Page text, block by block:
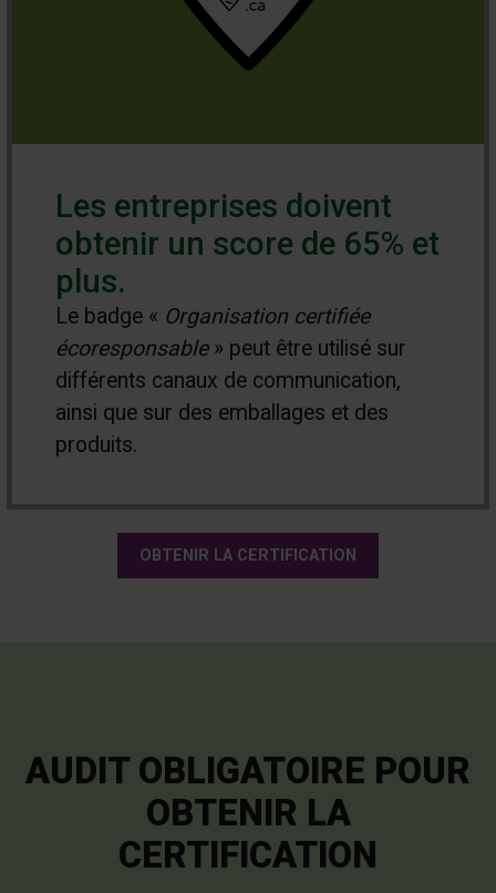
Les entreprises doivent
obtenir un score de 65% et
plus.
Le badge « Organisation certifiée
écoresponsable» peut être utilisé sur
différents canaux de communication,
ainsi que sur des emballages et des
produits.
OBTENIR LA CERTIFICATION
AUDIT OBLIGATOIRE POUR
OBTENIR LA
CERTIFICATION